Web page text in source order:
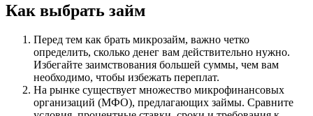
Как выбрать займ
Перед тем как брать микрозайм, важно четко
определить, сколько денег вам действительно нужно.
Избегайте заимствования большей суммы, чем вам
необходимо, чтобы избежать переплат.
На рынке существует множество микрофинансовых
организаций (МФО), предлагающих займы. Сравните